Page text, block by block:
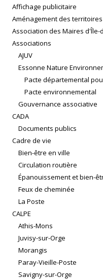
Affichage publicitaire
Aménagement des territoires
Association des Maires d'Île-
Associations
AJUV
Essonne Nature
Pacte départemental
Pacte environnemental
Gouvernance associative
CADA
Documents publics
Cadre de vie
Bien-être en ville
Circulation routière
Épanouissement et bien-
Feux de cheminée
La Poste
CALPE
Athis-Mons
Juvisy-sur-Orge
Morangis
Paray-Vieille-Poste
Savigny-sur-Orge